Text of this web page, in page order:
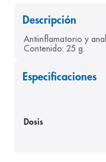
Descripción
Antiinflamatorio y
Contenido: 25 g.
Especificaciones
Dosis
6. shampoo
7. bioderma
.